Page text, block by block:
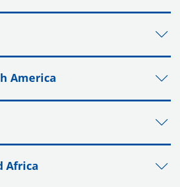
America
Africa